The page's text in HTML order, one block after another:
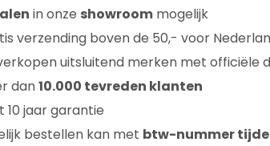
in onze showroom mogelijk
verzending boven de 50,- voor
uitsluitend merken met officiële
dan10.000 tevreden klanten
10 jaar garantie
bestellen kan met btw-nummer